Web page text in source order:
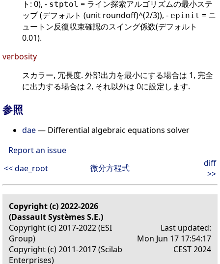
ト: 0), - stptol = ライン探索アルゴリズムの最小ステ
ップ (デフォルト (unit roundoff)^(2/3)), - epinit = ニ
ュートン反復収束確認のスイング係数(デフォルト
0.01).
verbosity
スカラー, 冗長度. 外部出力を最小にする場合は 1, 完全
に出力する場合は 2, それ以外は 0に設定します.
参照
dae— Differential algebraic equations solver
Report an issue
<< dae_root
微分方程式
diff
>>
Copyright (c) 2022-2026
(Dassault Systèmes S.E.)
Copyright (c) 2017-2022 (ESI
Group)
Copyright (c) 2011-2017 (Scilab
Enterprises)
Last updated:
Mon Jun 17 17:54:17
CEST 2024